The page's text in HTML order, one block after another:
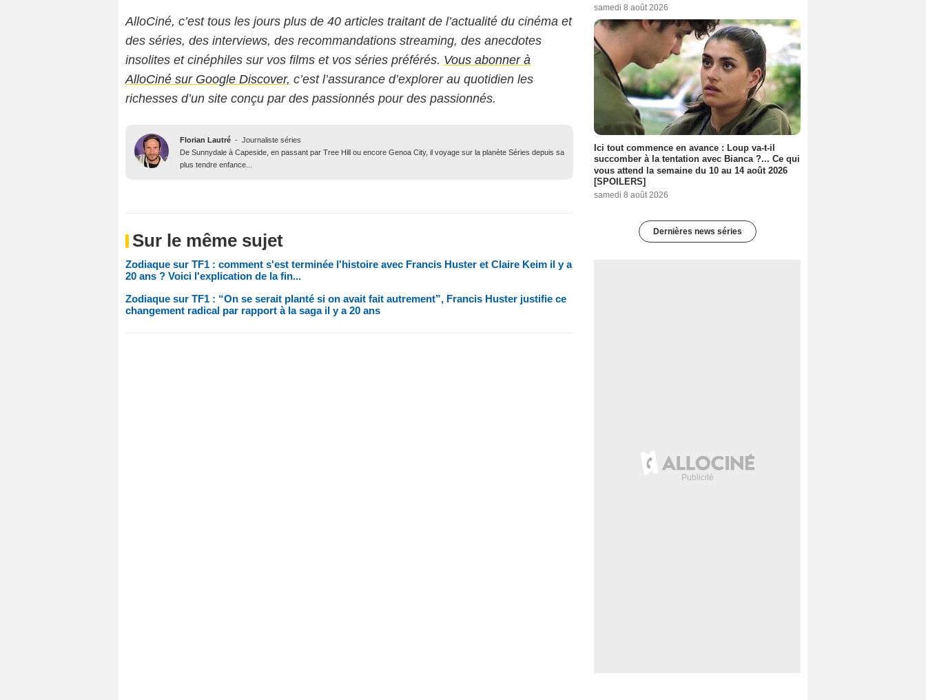
AlloCiné, c’est tous les jours plus de 40 articles traitant de l’actualité du cinéma et
des séries, des interviews, des recommandations streaming, des anecdotes
insolites et cinéphiles sur vos films et vos séries préférés. Vous abonner à
AlloCiné sur Google Discover, c’est l’assurance d’explorer au quotidien les
richesses d’un site conçu par des passionnés pour des passionnés.
Florian Lautré - Journaliste séries
De Sunnydale à Capeside, en passant par Tree Hill ou encore Genoa City, il voyage sur la planète Séries depuis sa
plus tendre enfance...
Sur le même sujet
Zodiaque sur TF1 : comment s'est terminée l'histoire avec Francis Huster et Claire Keim il y a
20 ans ? Voici l'explication de la fin...
Zodiaque sur TF1 : “On se serait planté si on avait fait autrement”, Francis Huster justifie ce
changement radical par rapport à la saga il y a 20 ans
samedi 8 août 2026
Ici tout commence en avance : Loup va-t-il
succomber à la tentation avec Bianca ?... Ce qui
vous attend la semaine du 10 au 14 août 2026
[SPOILERS]
samedi 8 août 2026
Dernières news séries